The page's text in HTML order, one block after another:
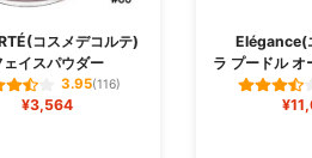
コスメデコルテ)
ェイスパウダー
3.95(116)
¥3,564
Elégance(
ラ プードル オ